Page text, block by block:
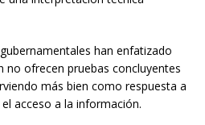
han enfatizado
no ofrecen pruebas concluyentes
más bien como respuesta a
acceso a la información.